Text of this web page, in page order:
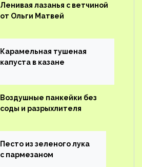
Ленивая лазанья с ветчиной
от Ольги Матвей
Карамельная тушеная
капуста в казане
Воздушные панкейки без
соды и разрыхлителя
Песто из зеленого лука
с пармезаном